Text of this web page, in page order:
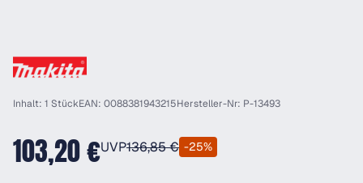
Inhalt: 1 StückEAN: 0088381943215Hersteller-Nr: P-13493
103,20 €UVP136,85 € -25%